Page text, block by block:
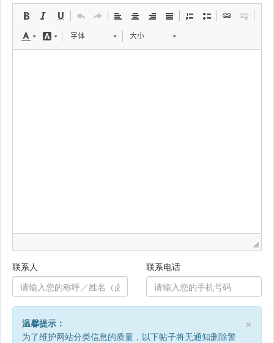
字体 大小
联系人 联系电话
×
温馨提示：
为了维护网站分类信息的质量，以下帖子将无通知删除警